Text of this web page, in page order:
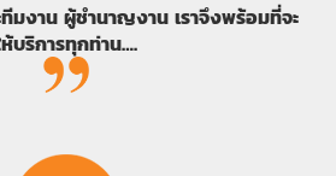
มงาน ผู้ชำนาญงาน เราจึงพร้อมที่จะ
ห้บริการทุกท่าน….